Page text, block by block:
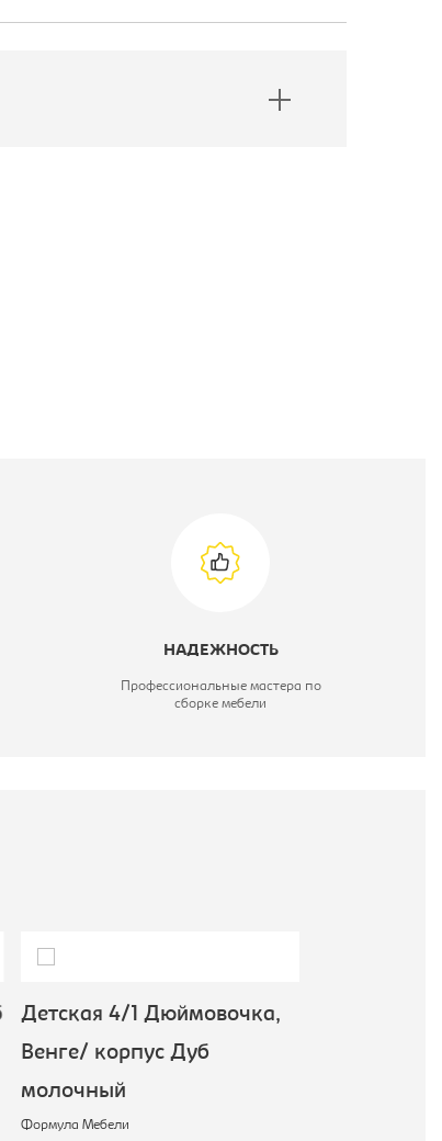
НАДЕЖНОСТЬ
Профессиональные мастера по
сборке мебели
Детская 4/1 Дюймовочка,
Венге/ корпус Дуб
молочный
Формула Мебели